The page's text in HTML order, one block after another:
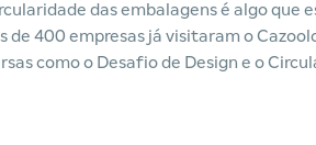
das embalagens é algo que
de 400 empresas já visitaram o
como o Desafio de Design e o